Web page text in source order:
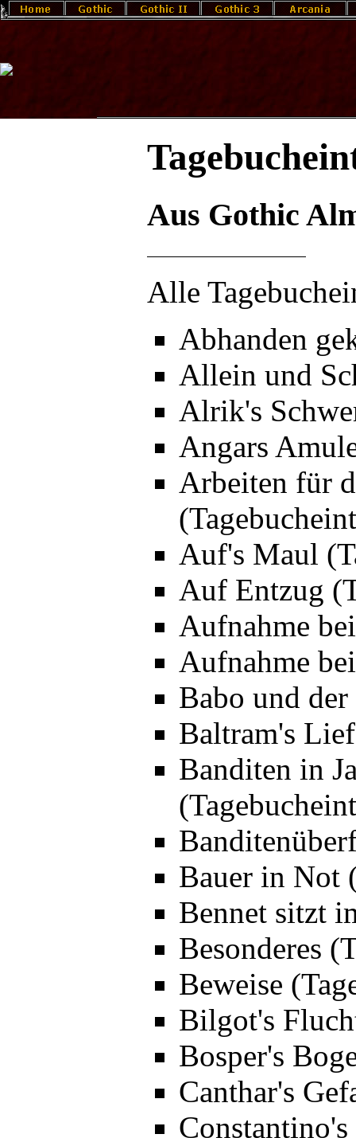
Aus Gothic
Alle
Abhanden
Allein und
Alrik's
Angars
Arbeiten für
Auf's Maul
Auf Entzug
Aufnahme
Aufnahme
Babo und
Baltram's
Banditen in
Bauer in Not
Bennet sitzt
Besonderes
Beweise
Bilgot's
Bosper's
Canthar's